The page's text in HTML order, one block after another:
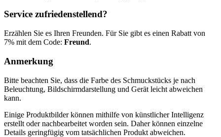
Service zufriedenstellend?
Erzählen Sie es Ihren Freunden. Für Sie gibt es einen Rabatt von
7% mit dem Code: Freund.
Anmerkung
Bitte beachten Sie, dass die Farbe des Schmuckstücks je nach
Beleuchtung, Bildschirmdarstellung und Gerät leicht abweichen
kann.
Einige Produktbilder können mithilfe von künstlicher Intelligenz
erstellt oder nachbearbeitet worden sein. Daher können einzelne
Details geringfügig vom tatsächlichen Produkt abweichen.